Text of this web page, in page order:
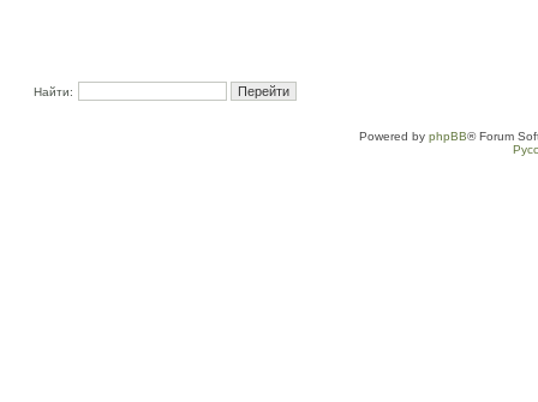
Найти:
Powered by phpBB® Forum